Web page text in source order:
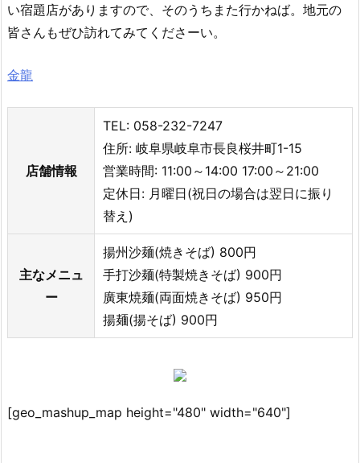
い宿題店がありますので、そのうちまた行かねば。地元の
皆さんもぜひ訪れてみてくださーい。
金龍
店舗情報
TEL: 058-232-7247
住所: 岐阜県岐阜市長良桜井町1-15
営業時間: 11:00～14:00 17:00～21:00
定休日: 月曜日(祝日の場合は翌日に振り
替え)
主なメニュ
ー
揚州沙麺(焼きそば) 800円
手打沙麺(特製焼きそば) 900円
廣東焼麺(両面焼きそば) 950円
揚麺(揚そば) 900円
[geo_mashup_map height="480" width="640"]